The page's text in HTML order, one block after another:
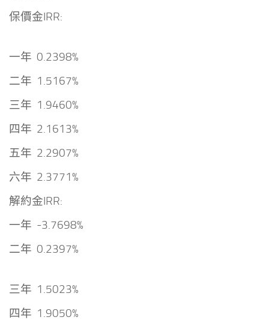
保價金IRR:
一年 0.2398%
二年 1.5167%
三年 1.9460%
四年 2.1613%
五年 2.2907%
六年 2.3771%
解約金IRR:
一年 -3.7698%
二年 0.2397%
三年 1.5023%
四年 1.9050%